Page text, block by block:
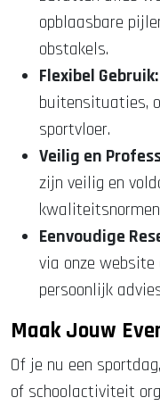
opblaasbare
obstakels.
Flexibel Gebruik:
buitensituaties,
sportvloer.
Veilig en
zijn veilig en
Eenvoudige
via onze
persoonlijk
Maak Jouw
Of je nu een
of schoolactiviteit